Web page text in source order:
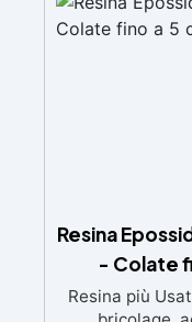
Certificata
con la
Resina
- Colate
Resina più